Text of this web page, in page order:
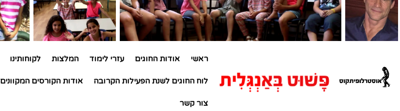
ראשי אודות החוגים עזרי לימוד המלצות לקוחותינו
לוח החוגים לשנת הפעילות הקרובה אודות הקורסים המקוונים
צור קשר